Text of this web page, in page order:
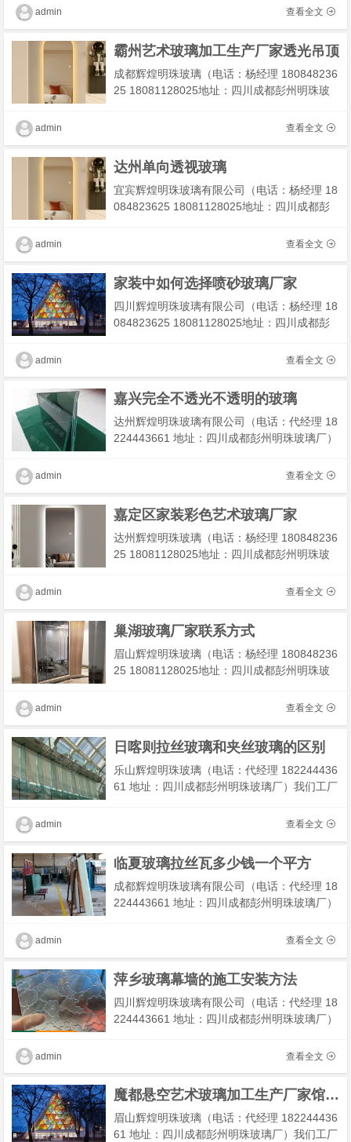
业技术团队为您解决工程及安装，期待你的合
查看全文
admin
霸州艺术玻璃加工生产厂家透光吊顶
成都辉煌明珠玻璃（电话：杨经理 180848236
25 18081128025地址：四川成都彭州明珠玻
钢吊镜,旋转镜子 我们有专业技术团队为您解决
查看全文
admin
达州单向透视玻璃
宜宾辉煌明珠玻璃有限公司（电话：杨经理 18
084823625 18081128025地址：四川成都彭
风，穹顶教堂玻璃，镶嵌教堂玻璃，彩色玻璃
查看全文
admin
家装中如何选择喷砂玻璃厂家
四川辉煌明珠玻璃有限公司（电话：杨经理 18
084823625 18081128025地址：四川成都彭
璃，半透夹丝玻璃我们有专业技术团队为您解
查看全文
admin
嘉兴完全不透光不透明的玻璃
达州辉煌明珠玻璃有限公司（电话：代经理 18
224443661 地址：四川成都彭州明珠玻璃厂）
喜来登酒店玻璃,星级酒店玻璃我们有专业技术
查看全文
admin
嘉定区家装彩色艺术玻璃厂家
达州辉煌明珠玻璃（电话：杨经理 180848236
25 18081128025地址：四川成都彭州明珠玻
璃，科技城工艺玻璃 我们有专业技术团队为您
查看全文
admin
巢湖玻璃厂家联系方式
眉山辉煌明珠玻璃（电话：杨经理 180848236
25 18081128025地址：四川成都彭州明珠玻
璃，教堂玻璃定制，复古教堂玻璃，教堂玻璃
查看全文
admin
日喀则拉丝玻璃和夹丝玻璃的区别
乐山辉煌明珠玻璃（电话：代经理 182244436
61 地址：四川成都彭州明珠玻璃厂）我们工厂
业技术团队为您解决工程及安装，期待你的合
查看全文
admin
临夏玻璃拉丝瓦多少钱一个平方
成都辉煌明珠玻璃有限公司（电话：代经理 18
224443661 地址：四川成都彭州明珠玻璃厂）
光蚀刻玻璃，发光玻璃我们有专业技术团队为
查看全文
admin
萍乡玻璃幕墙的施工安装方法
四川辉煌明珠玻璃有限公司（电话：代经理 18
224443661 地址：四川成都彭州明珠玻璃厂）
定制厂家,复核工艺玻璃 我们有专业技术团队为
查看全文
admin
魔都悬空艺术玻璃加工生产厂家馆免票人群
眉山辉煌明珠玻璃（电话：代经理 182244436
61 地址：四川成都彭州明珠玻璃厂）我们工厂